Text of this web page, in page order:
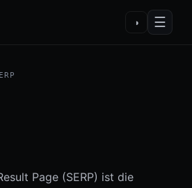
◑ ☰
Page (SERP) ist die